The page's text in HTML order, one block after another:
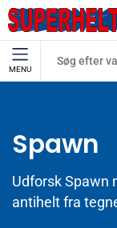
MENU
Spawn
Udforsk Spawn
antihelt fra